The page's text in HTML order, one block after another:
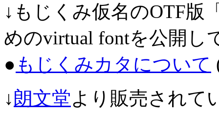
↓もじくみ仮名のOTF版
めのvirtual fontを公開し
● もじくみカタについて
↓朗文堂より販売されて